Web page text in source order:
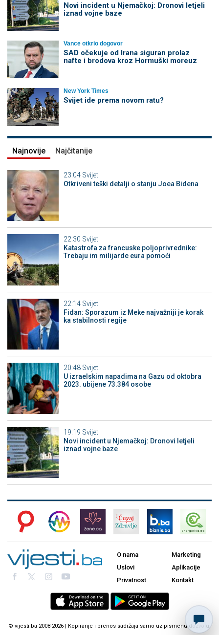
Novi incident u Njemačkoj: Dronovi letjeli
iznad vojne baze
Vance otkrio dogovor
SAD očekuje od Irana siguran prolaz
nafte i brodova kroz Hormuški moreuz
New York Times
Svijet ide prema novom ratu?
Najnovije Najčitanije
23:04 Svijet
Otkriveni teški detalji o stanju Joea Bidena
22:30 Svijet
Katastrofa za francuske poljoprivrednike:
Trebaju im milijarde eura pomoći
22:14 Svijet
Fidan: Sporazum iz Meke najvažniji je korak
ka stabilnosti regije
20:48 Svijet
U izraelskim napadima na Gazu od oktobra
2023. ubijene 73.384 osobe
19:19 Svijet
Novi incident u Njemačkoj: Dronovi letjeli
iznad vojne baze
O nama
Uslovi
Privatnost
Marketing
Aplikacije
Kontakt
© vijesti.ba 2008-2026 | Kopiranje i prenos sadržaja samo uz pismenu dozvolu.